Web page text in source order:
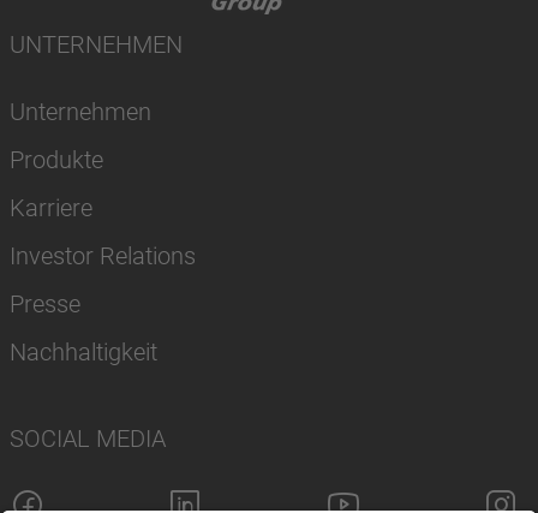
UNTERNEHMEN
Unternehmen
Produkte
Karriere
Investor Relations
Presse
Nachhaltigkeit
SOCIAL MEDIA